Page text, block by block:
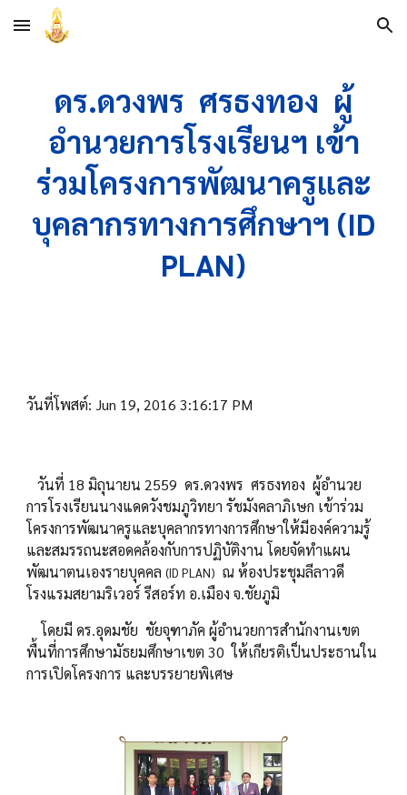
Skip to main content Skip to navigation
ดร.ดวงพร ศรธงทอง ผู้
อำนวยการโรงเรียนฯ เข้า
ร่วมโครงการพัฒนาครูและ
บุคลากรทางการศึกษาฯ (ID
PLAN)
วันที่โพสต์: Jun 19, 2016 3:16:17 PM
วันที่ 18 มิถุนายน 2559 ดร.ดวงพร ศรธงทอง ผู้อำนวย
การโรงเรียนนางแดดวังชมภูวิทยา รัชมังคลาภิเษก เข้าร่วม
โครงการพัฒนาครูและบุคลากรทางการศึกษาให้มีองค์ความรู้
และสมรรถนะสอดคล้องกับการปฏิบัติงาน โดยจัดทำแผน
พัฒนาตนเองรายบุคคล(ID PLAN) ณ ห้องประชุมลีลาวดี
โรงแรมสยามริเวอร์ รีสอร์ท อ.เมือง จ.ชัยภูมิ
โดยมี ดร.อุดมชัย ชัยจุฑาภัค ผู้อำนวยการสำนักงานเขต
พื้นที่การศึกษามัธยมศึกษาเขต 30 ให้เกียรติเป็นประธานใน
การเปิดโครงการ และบรรยายพิเศษ